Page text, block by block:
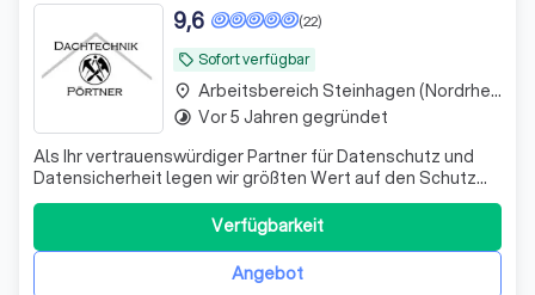
local_offer Sofort verfügbar
(22)
9,6
Als Ihr vertrauenswürdiger Partner für Datenschutz und
Datensicherheit legen wir größten Wert auf den Schutz
Ihrer persönlichen Informationen. Wir sind stolz darauf,
dass wir uns durch unsere Expertise in der
Datenverarbeitung und -analyse auszeichnen. Unser Ziel
ist es, Ihnen relevante Inhalte und
Angebot
Verfügbarkeit
place Arbeitsbereich Steinhagen (Nordrhein-Westfalen)
timelapse Vor 5 Jahren gegründet